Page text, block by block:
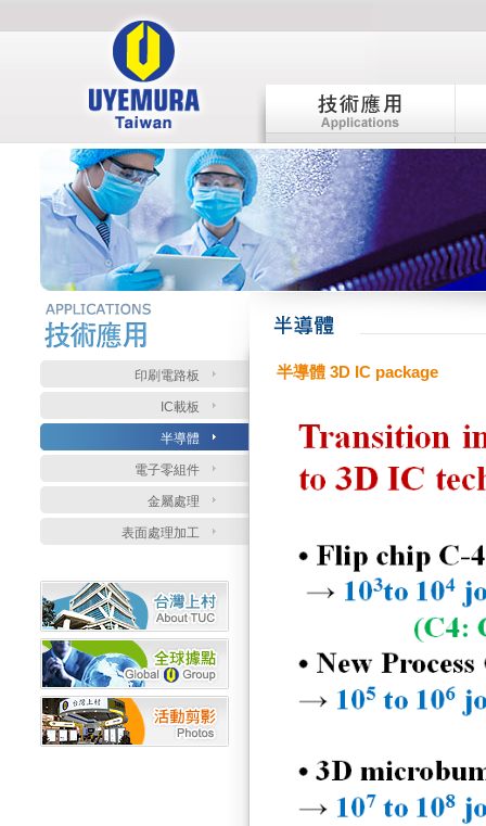
印刷電路板
IC載板
半導體
電子零組件
金屬處理
表面處理加工
半導體 3D IC package